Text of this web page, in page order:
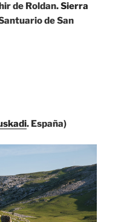
de Roldan.Sierra
de San
. España)